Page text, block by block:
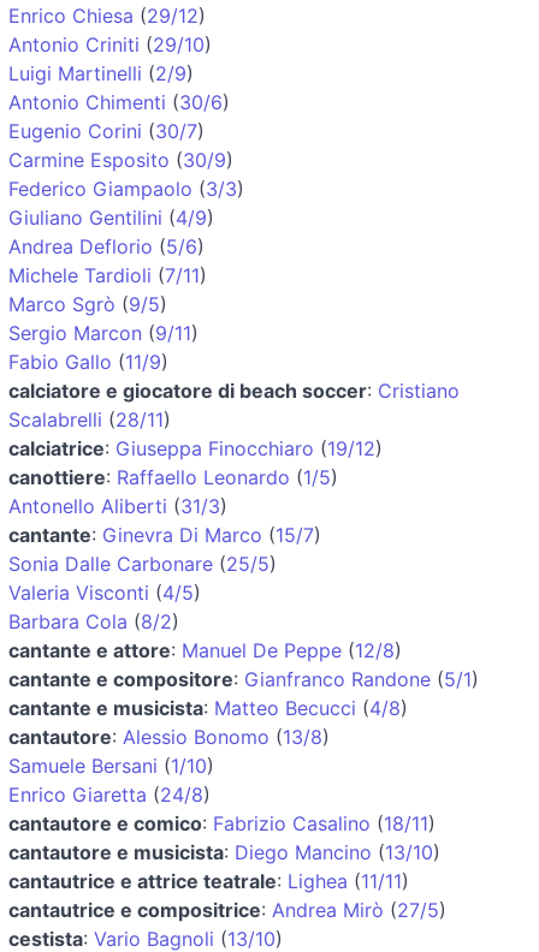
Enrico Chiesa (29/12)
Antonio Criniti (29/10)
Luigi Martinelli (2/9)
Antonio Chimenti (30/6)
Eugenio Corini (30/7)
Carmine Esposito (30/9)
Federico Giampaolo (3/3)
Giuliano Gentilini (4/9)
Andrea Deflorio (5/6)
Michele Tardioli (7/11)
Marco Sgrò (9/5)
Sergio Marcon (9/11)
Fabio Gallo (11/9)
calciatore e giocatore di beach soccer: Cristiano
Scalabrelli (28/11)
calciatrice: Giuseppa Finocchiaro (19/12)
canottiere: Raffaello Leonardo (1/5)
Antonello Aliberti (31/3)
cantante: Ginevra Di Marco (15/7)
Sonia Dalle Carbonare (25/5)
Valeria Visconti (4/5)
Barbara Cola (8/2)
cantante e attore: Manuel De Peppe (12/8)
cantante e compositore: Gianfranco Randone (5/1)
cantante e musicista: Matteo Becucci (4/8)
cantautore: Alessio Bonomo (13/8)
Samuele Bersani (1/10)
Enrico Giaretta (24/8)
cantautore e comico: Fabrizio Casalino (18/11)
cantautore e musicista: Diego Mancino (13/10)
cantautrice e attrice teatrale: Lighea (11/11)
cantautrice e compositrice: Andrea Mirò (27/5)
cestista: Vario Bagnoli (13/10)